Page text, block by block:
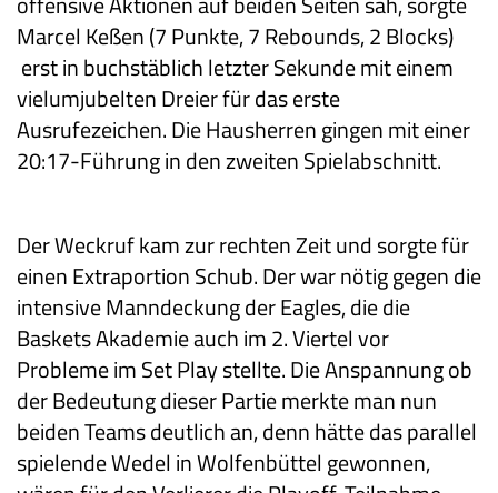
Marcel Keßen (7 Punkte, 7 Rebounds, 2 Blocks)
erst in buchstäblich letzter Sekunde mit einem
vielumjubelten Dreier für das erste
Ausrufezeichen. Die Hausherren gingen mit einer
20:17-Führung in den zweiten Spielabschnitt.
Der Weckruf kam zur rechten Zeit und sorgte für
einen Extraportion Schub. Der war nötig gegen die
intensive Manndeckung der Eagles, die die
Baskets Akademie auch im 2. Viertel vor
Probleme im Set Play stellte. Die Anspannung ob
der Bedeutung dieser Partie merkte man nun
beiden Teams deutlich an, denn hätte das parallel
spielende Wedel in Wolfenbüttel gewonnen,